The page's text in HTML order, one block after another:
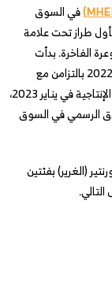
في السوق
الفاخرة. بدأت
القصة مع الكشف عن النموذج الاختباري في أغسطس 2022 بالتزامن مع
إطلاق علامة M-Hero، قبل أن يتم الكشف عن النسخة الإنتاجية في يناير 2023،
الرسمي في السوق
(الغرير) بفئتين